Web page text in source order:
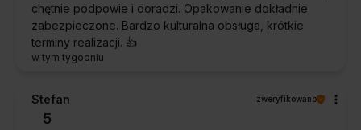
chętnie podpowie i doradzi. Opakowanie dokładnie
zabezpieczone. Bardzo kulturalna obsługa, krótkie
terminy realizacji. 👍️
w tym tygodniu
Stefan zweryfikowano
5